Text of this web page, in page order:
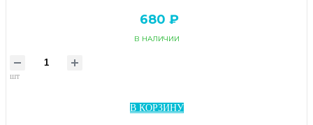
680 ₽
В НАЛИЧИИ
шт
В КОРЗИНУ